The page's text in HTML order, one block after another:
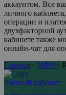
аккаунтом. Все
личного
операции и
двухфакторной
кабинете также
онлайн-чат для
Главная › МФО ›
Личный кабинет